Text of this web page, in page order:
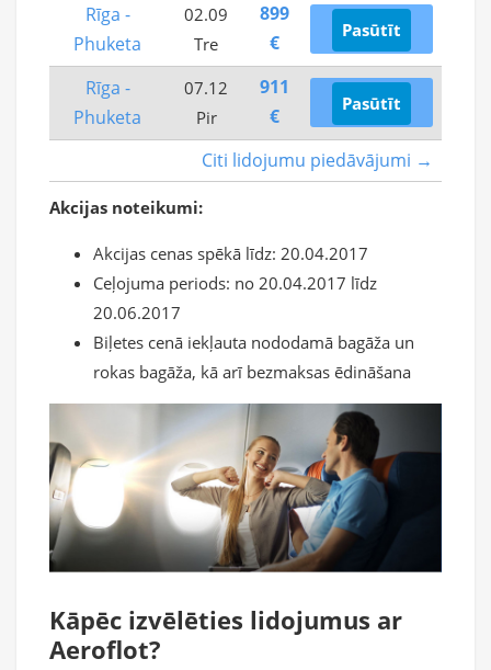
Citi lidojumu piedāvājumi →
Rīga -
Phuketa
02.09
Tre
899
€
Pasūtīt
Rīga -
Phuketa
07.12
Pir
911
€
Pasūtīt
Akcijas noteikumi:
Akcijas cenas spēkā līdz: 20.04.2017
Ceļojuma periods: no 20.04.2017 līdz
20.06.2017
Biļetes cenā iekļauta nododamā bagāža un
rokas bagāža, kā arī bezmaksas ēdināšana
Kāpēc izvēlēties lidojumus ar
Aeroflot?